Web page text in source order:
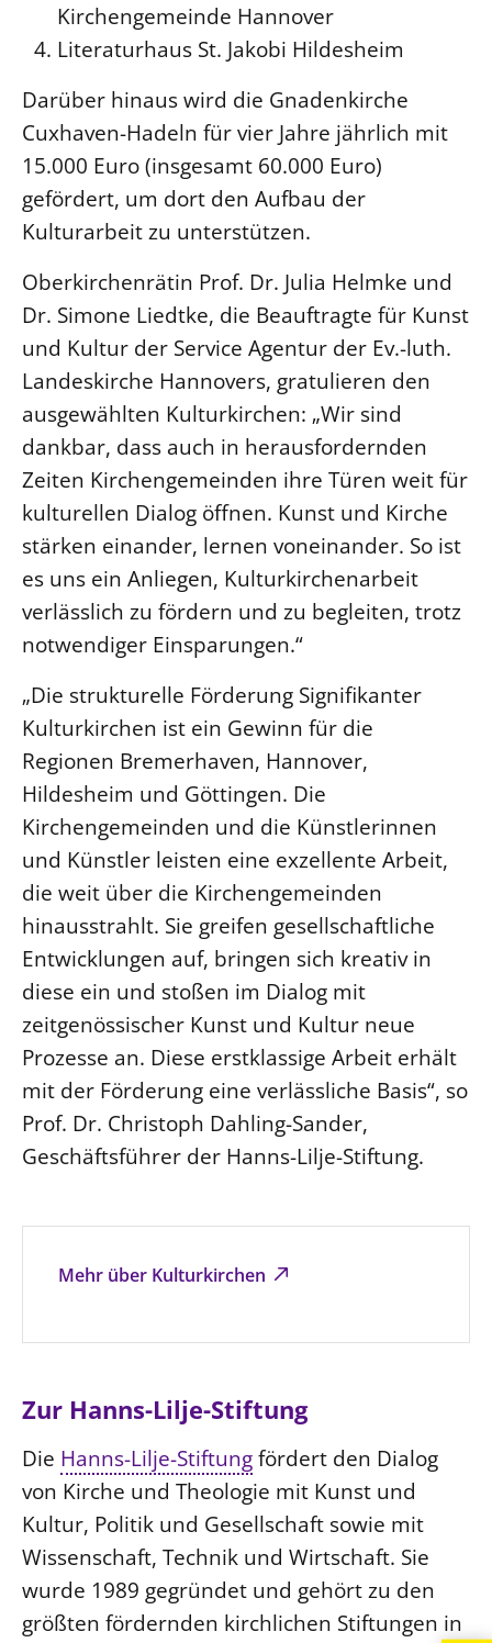
Mehr über Kulturkirchen
Kirchengemeinde Hannover
Literaturhaus St. Jakobi Hildesheim
Darüber hinaus wird die Gnadenkirche
Cuxhaven-Hadeln für vier Jahre jährlich mit
15.000 Euro (insgesamt 60.000 Euro)
gefördert, um dort den Aufbau der
Kulturarbeit zu unterstützen.
Oberkirchenrätin Prof. Dr. Julia Helmke und
Dr. Simone Liedtke, die Beauftragte für Kunst
und Kultur der Service Agentur der Ev.-luth.
Landeskirche Hannovers, gratulieren den
ausgewählten Kulturkirchen: „Wir sind
dankbar, dass auch in herausfordernden
Zeiten Kirchengemeinden ihre Türen weit für
kulturellen Dialog öffnen. Kunst und Kirche
stärken einander, lernen voneinander. So ist
es uns ein Anliegen, Kulturkirchenarbeit
verlässlich zu fördern und zu begleiten, trotz
notwendiger Einsparungen.“
„Die strukturelle Förderung Signifikanter
Kulturkirchen ist ein Gewinn für die
Regionen Bremerhaven, Hannover,
Hildesheim und Göttingen. Die
Kirchengemeinden und die Künstlerinnen
und Künstler leisten eine exzellente Arbeit,
die weit über die Kirchengemeinden
hinausstrahlt. Sie greifen gesellschaftliche
Entwicklungen auf, bringen sich kreativ in
diese ein und stoßen im Dialog mit
zeitgenössischer Kunst und Kultur neue
Prozesse an. Diese erstklassige Arbeit erhält
mit der Förderung eine verlässliche Basis“, so
Prof. Dr. Christoph Dahling-Sander,
Geschäftsführer der Hanns-Lilje-Stiftung.
Zur Hanns-Lilje-Stiftung
Die Hanns-Lilje-Stiftungfördert den Dialog
von Kirche und Theologie mit Kunst und
Kultur, Politik und Gesellschaft sowie mit
Wissenschaft, Technik und Wirtschaft. Sie
wurde 1989 gegründet und gehört zu den
größten fördernden kirchlichen Stiftungen in
BIBLIOTHEK & ARCHIV
SERVICE
Älterwerden im Pfarrberuf
Beteiligungsverfahren
Beschwerdestellen
Ephoralbüro
Finanzplanung
Fundraising
IT-Service
Corporate Design
Interventionsplan
Jahresgespräche
Kantine Speiseplan
Kirchliches Amtsblatt
Kirchliche Verwaltung
Klimaschutzgesetz
Kunstreferat
NKVK
Öffentlichkeitsarbeit
Personalausschuss
Projektmanagement
Recht
Terminstundenplaner